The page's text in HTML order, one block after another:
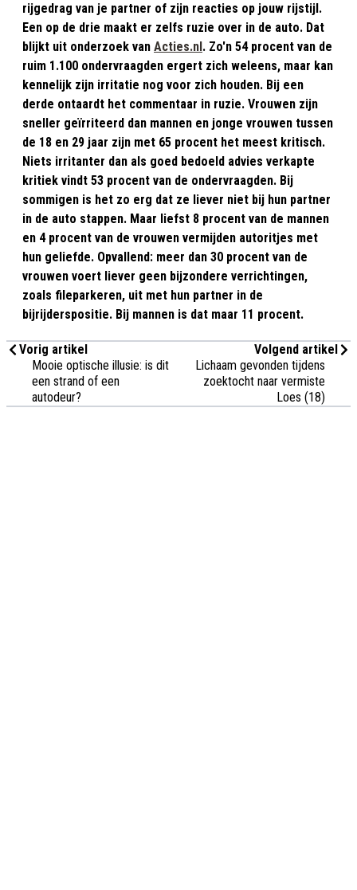
rijgedrag van je partner of zijn reacties op jouw rijstijl.
Een op de drie maakt er zelfs ruzie over in de auto. Dat
blijkt uit onderzoek van Acties.nl. Zo'n 54 procent van de
ruim 1.100 ondervraagden ergert zich weleens, maar kan
kennelijk zijn irritatie nog voor zich houden. Bij een
derde ontaardt het commentaar in ruzie. Vrouwen zijn
sneller geïrriteerd dan mannen en jonge vrouwen tussen
de 18 en 29 jaar zijn met 65 procent het meest kritisch.
Niets irritanter dan als goed bedoeld advies verkapte
kritiek vindt 53 procent van de ondervraagden. Bij
sommigen is het zo erg dat ze liever niet bij hun partner
in de auto stappen. Maar liefst 8 procent van de mannen
en 4 procent van de vrouwen vermijden autoritjes met
hun geliefde. Opvallend: meer dan 30 procent van de
vrouwen voert liever geen bijzondere verrichtingen,
zoals fileparkeren, uit met hun partner in de
bijrijderspositie. Bij mannen is dat maar 11 procent.
Vorig artikel
Mooie optische illusie: is dit
een strand of een
autodeur?
Volgend artikel
Lichaam gevonden tijdens
zoektocht naar vermiste
Loes (18)